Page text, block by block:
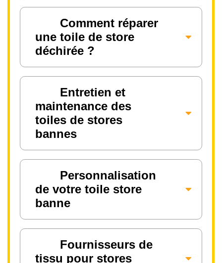
Comment réparer
une toile de store
déchirée ?
Entretien et
maintenance des
toiles de stores
bannes
Personnalisation
de votre toile store
banne
Fournisseurs de
tissu pour stores